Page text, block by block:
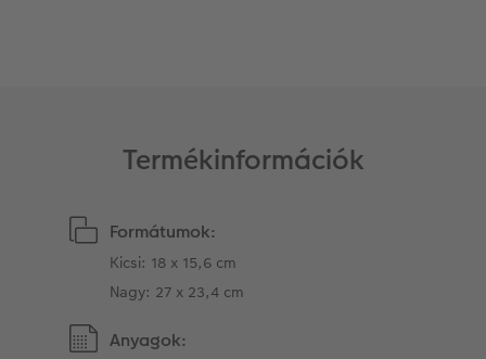
Termékinformációk
Formátumok:
Kicsi: 18 x 15,6 cm
Nagy: 27 x 23,4 cm
Anyagok: